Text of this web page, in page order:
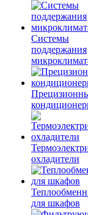
Системы
поддержания
охладители
для шкафов